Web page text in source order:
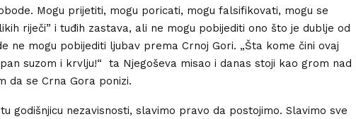
Mogu prijetiti, mogu poricati, mogu falsifikovati, mogu se
riječi” i tuđih zastava, ali ne mogu pobijediti ono što je dublje od
ne mogu pobijediti ljubav prema Crnoj Gori. „Šta kome čini ovaj
suzom i krvlju!“ ta Njegoševa misao i danas stoji kao grom nad
da se Crna Gora ponizi.
godišnjicu nezavisnosti, slavimo pravo da postojimo. Slavimo sve